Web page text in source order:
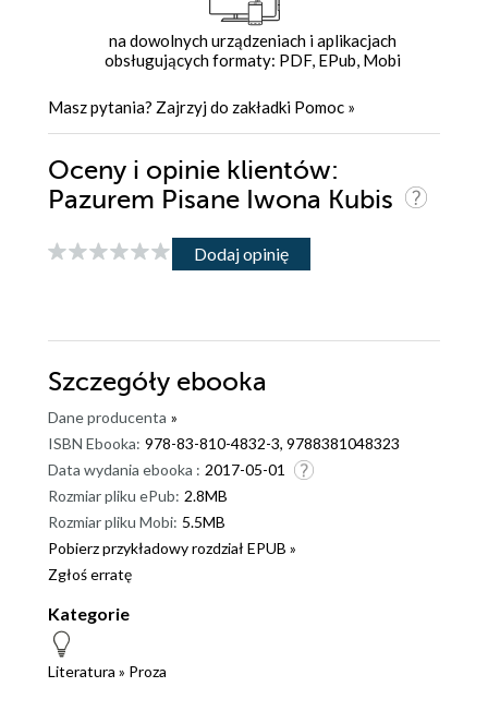
na dowolnych urządzeniach i aplikacjach
obsługujących formaty: PDF, EPub, Mobi
Masz pytania? Zajrzyj do zakładki Pomoc »
Oceny i opinie klientów:
Pazurem Pisane Iwona Kubis
Dodaj opinię
Szczegóły ebooka
Dane producenta »
ISBN Ebooka: 978-83-810-4832-3, 9788381048323
Data wydania ebooka : 2017-05-01
Rozmiar pliku ePub: 2.8MB
Rozmiar pliku Mobi: 5.5MB
Pobierz przykładowy rozdział EPUB »
Zgłoś erratę
Kategorie
Literatura » Proza